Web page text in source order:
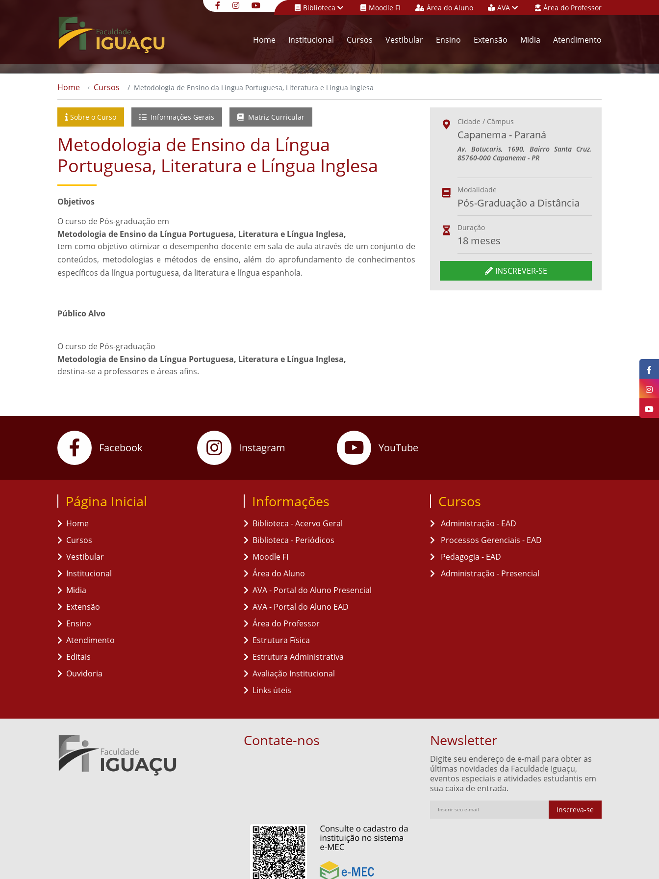
Biblioteca Moodle FI Área do Aluno AVA Área do Professor
Home Institucional Cursos Vestibular Ensino Extensão Midia Atendimento
Home Cursos Metodologia de Ensino da Língua Portuguesa, Literatura e Língua Inglesa
Sobre o Curso Informações Gerais Matriz Curricular
Metodologia de Ensino da Língua
Portuguesa, Literatura e Língua Inglesa
Objetivos
O curso de Pós-graduação em
Metodologia de Ensino da Língua Portuguesa, Literatura e Língua Inglesa,
tem como objetivo otimizar o desempenho docente em sala de aula através de um conjunto de
conteúdos, metodologias e métodos de ensino, além do aprofundamento de conhecimentos
específicos da língua portuguesa, da literatura e língua espanhola.
Público Alvo
O curso de Pós-graduação
Metodologia de Ensino da Língua Portuguesa, Literatura e Língua Inglesa,
destina-se a professores e áreas afins.
Cidade / Câmpus
Capanema - Paraná
Av. Botucaris, 1690, Bairro Santa Cruz,
85760-000 Capanema - PR
Modalidade
Pós-Graduação a Distância
Duração
18 meses
INSCREVER-SE
Facebook Instagram YouTube
Página Inicial
Home
Cursos
Vestibular
Institucional
Midia
Extensão
Ensino
Atendimento
Editais
Ouvidoria
Informações
Biblioteca - Acervo Geral
Biblioteca - Periódicos
Moodle FI
Área do Aluno
AVA - Portal do Aluno Presencial
AVA - Portal do Aluno EAD
Área do Professor
Estrutura Física
Estrutura Administrativa
Avaliação Institucional
Links úteis
Cursos
Administração - EAD
Processos Gerenciais - EAD
Pedagogia - EAD
Administração - Presencial
Contate-nos Newsletter
Digite seu endereço de e-mail para obter as
últimas novidades da Faculdade Iguaçu,
eventos especiais e atividades estudantis em
sua caixa de entrada.
Inscreva-se